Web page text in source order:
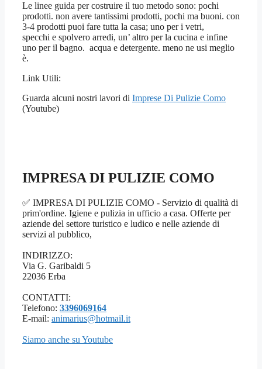
Le linee guida per costruire il tuo metodo sono: pochi
prodotti. non avere tantissimi prodotti, pochi ma buoni. con
3-4 prodotti puoi fare tutta la casa; uno per i vetri,
specchi e spolvero arredi, un’ altro per la cucina e infine
uno per il bagno. acqua e detergente. meno ne usi meglio
è.
Link Utili:
Guarda alcuni nostri lavori di Imprese Di Pulizie Como
(Youtube)
IMPRESA DI PULIZIE COMO
✅ IMPRESA DI PULIZIE COMO - Servizio di qualità di
prim'ordine. Igiene e pulizia in ufficio a casa. Offerte per
aziende del settore turistico e ludico e nelle aziende di
servizi al pubblico,
INDIRIZZO:
Via G. Garibaldi 5
22036 Erba
CONTATTI:
Telefono: 3396069164
E-mail: animarius@hotmail.it
Siamo anche su Youtube